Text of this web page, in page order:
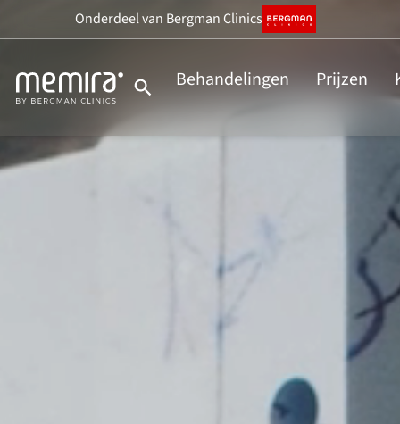
Onderdeelvan Bergman Clinics
Behandelingen Prijzen